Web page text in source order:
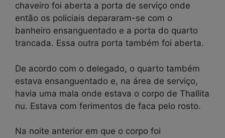
chaveiro foi aberta a porta de serviço onde
então os policiais depararam-se com o
banheiro ensanguentado e a porta do quarto
trancada. Essa outra porta também foi aberta.
De acordo com o delegado, o quarto também
estava ensanguentado e, na área de serviço,
havia uma mala onde estava o corpo de Thallita
nu. Estava com ferimentos de faca pelo rosto.
Na noite anterior em que o corpo foi